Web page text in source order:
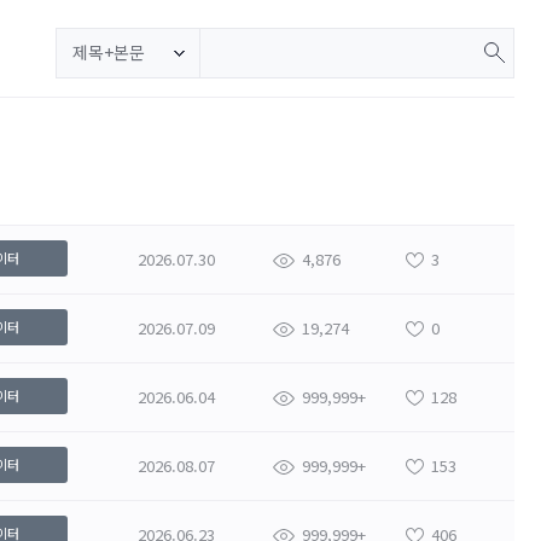
제목+본문
터 2026.07.30 4,876 3
터 2026.07.09 19,274 0
터 2026.06.04 999,999+ 128
터 2026.08.07 999,999+ 153
터 2026.06.23 999,999+ 406